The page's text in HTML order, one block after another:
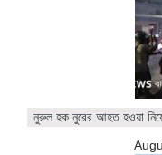
নুরুল হক নুরের আহত হওয়া